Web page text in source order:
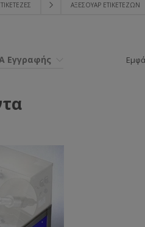
ΑΞΕΣΟΥΆΡ ΕΤΙΚΕΤΈΖΩΝ
Εγγραφής